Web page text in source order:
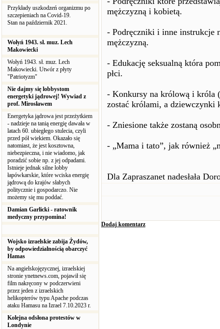
Przykłady uszkodzeń organizmu po
szczepieniach na Covid-19.
Stan na październik 2021.
Wołyń 1943. sł. muz. Lech
Makowiecki
Wołyń 1943. sł. muz. Lech
Makowiecki. Utwór z płyty
"Patriotyzm"
Nie dajmy się lobbystom
energetyki jądrowej! Wywiad z
prof. Mirosławem
Energetyka jądrowa jest przeżytkiem
- nadzieje na tanią energię dawała w
latach 60. ubiegłego stulecia, czyli
przed pół wiekiem. Okazało się
natomiast, że jest kosztowna,
niebezpieczna, i nie wiadomo, jak
poradzić sobie np. z jej odpadami.
Istnieje jednak silne lobby
łapówkarskie, które wciska energię
jądrową do krajów słabych
politycznie i gospodarczo. Nie
możemy się mu poddać.
Damian Garlicki - ratownik
medyczny przypomina!
Wojsko izraelskie zabija Żydów,
by odpowiedzialnością obarczyć
Hamas
Na angielskojęzycznej, izraelskiej
stronie ynetnews.com, pojawił się
film nakręcony w podczerwieni
przez jeden z izraelskich
helikopterów typu Apache podczas
ataku Hamasu na Izrael 7.10.2023 r.
Kolejna odsłona protestów w
Londynie
mężczyzną i kobietą.
- Podręczniki i inne instrukcje
mężczyzną.
- Edukację seksualną która
płci.
- Konkursy na królową i króla
zostać królami, a dziewczynki
- Zniesione także zostaną
- „Mama i tato”, jak również
Dla Zapraszanet nadesłała
Dodaj komentarz